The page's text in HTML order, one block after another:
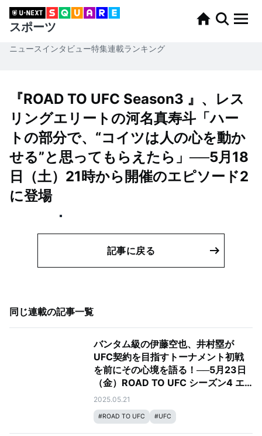
スポーツ
ニュースインタビュー特集連載ランキング
『ROAD TO UFC Season3 』、レス
リングエリートの河名真寿斗「ハー
トの部分で、“コイツは人の心を動か
せる”と思ってもらえたら」──5月18
日（土）21時から開催のエピソード2
に登場
記事に戻る
同じ連載の記事一覧
バンタム級の伊藤空也、井村塁が
UFC契約を目指すトーナメント初戦
を前にその心境を語る！──5月23日
（金）ROAD TO UFC シーズン4 エ
ピソード3&4
2025.05.21
#ROAD TO UFC #UFC